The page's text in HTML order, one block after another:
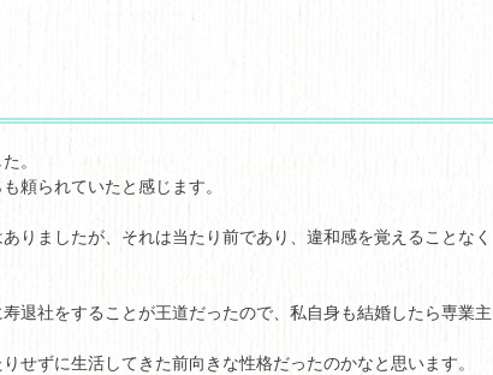
。
頼られていたと感じます。
りましたが、それは当たり前であり、違和感を覚えることなく
退社をすることが王道だったので、私自身も結婚したら専業主
せずに生活してきた前向きな性格だったのかなと思います。